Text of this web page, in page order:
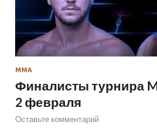
ММА
Финалисты турнира
2 февраля
Оставьте комментарий